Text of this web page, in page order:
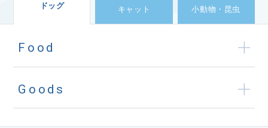
ドッグ キャット 小動物・昆虫
Food
Goods